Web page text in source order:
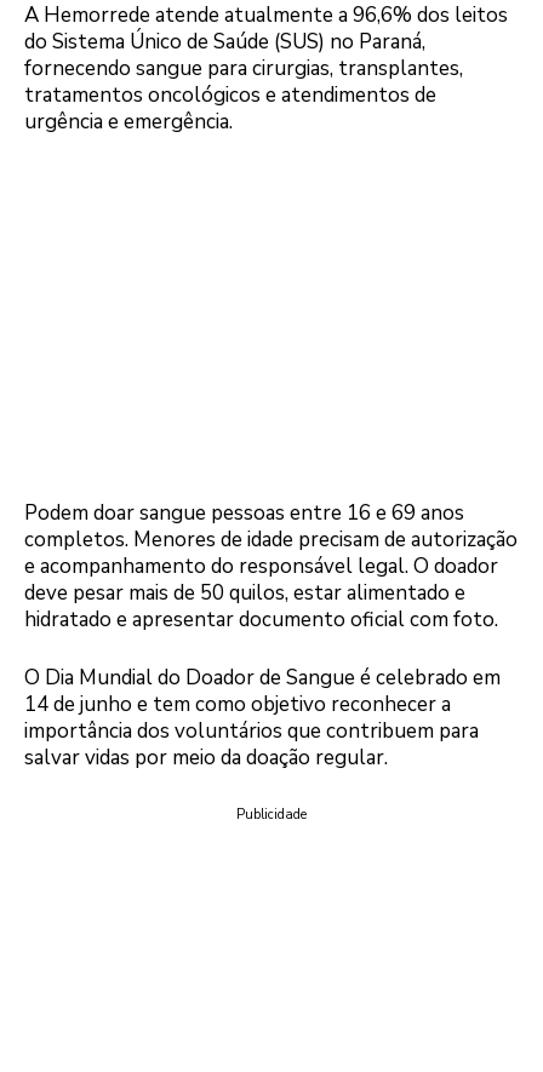
A Hemorrede atende atualmente a 96,6% dos leitos
do Sistema Único de Saúde (SUS) no Paraná,
fornecendo sangue para cirurgias, transplantes,
tratamentos oncológicos e atendimentos de
urgência e emergência.
Podem doar sangue pessoas entre 16 e 69 anos
completos. Menores de idade precisam de autorização
e acompanhamento do responsável legal. O doador
deve pesar mais de 50 quilos, estar alimentado e
hidratado e apresentar documento oficial com foto.
O Dia Mundial do Doador de Sangue é celebrado em
14 de junho e tem como objetivo reconhecer a
importância dos voluntários que contribuem para
salvar vidas por meio da doação regular.
Publicidade